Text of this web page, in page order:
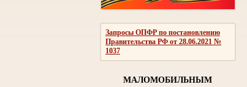
Запросы ОПФР по постановлению
Правительства РФ от 28.06.2021 №
1037
МАЛОМОБИЛЬНЫМ